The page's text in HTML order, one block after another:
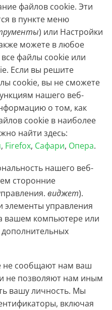
файлов cookie. Эти
в пункте меню
) или Настройки
можете в любое
файлы cookie или
Если вы решите
cookie, вы не сможете
нашего веб-
о том, как
cookie в наиболее
найти здесь:
, Firefox, Сафари, Опера.
нашего веб-
сторонние
виджет).
элементы управления
вашем компьютере или
не сообщают нам ваш
не позволяют нам иным
вашу личность. Мы
включая